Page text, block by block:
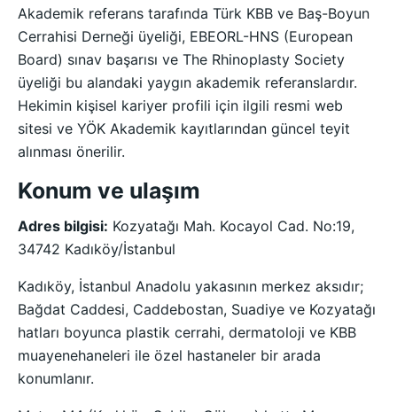
Akademik referans tarafında Türk KBB ve Baş-Boyun
Cerrahisi Derneği üyeliği, EBEORL-HNS (European
Board) sınav başarısı ve The Rhinoplasty Society
üyeliği bu alandaki yaygın akademik referanslardır.
Hekimin kişisel kariyer profili için ilgili resmi web
sitesi ve YÖK Akademik kayıtlarından güncel teyit
alınması önerilir.
Konum ve ulaşım
Adres bilgisi: Kozyatağı Mah. Kocayol Cad. No:19,
34742 Kadıköy/İstanbul
Kadıköy, İstanbul Anadolu yakasının merkez aksıdır;
Bağdat Caddesi, Caddebostan, Suadiye ve Kozyatağı
hatları boyunca plastik cerrahi, dermatoloji ve KBB
muayenehaneleri ile özel hastaneler bir arada
konumlanır.